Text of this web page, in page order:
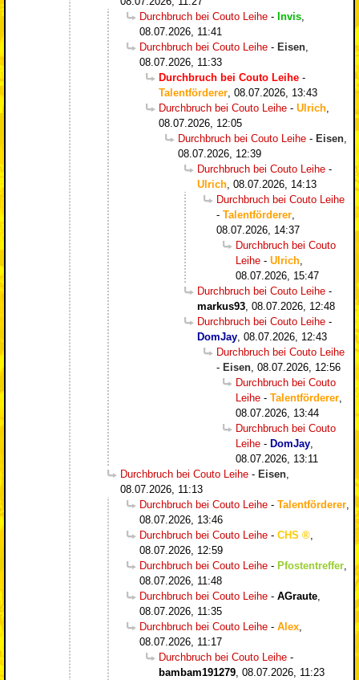
Durchbruch bei Couto Leihe - Invis
08.07.2026, 11:41
Durchbruch bei Couto Leihe - Eisen
08.07.2026, 11:33
Durchbruch bei Couto Leihe -
Talentförderer 08.07.2026, 13:43
Durchbruch bei Couto Leihe - Ulrich
08.07.2026, 12:05
Durchbruch bei Couto Leihe - Eisen
08.07.2026, 12:39
Durchbruch bei Couto Leihe -
Ulrich 08.07.2026, 14:13
Durchbruch bei Couto Leihe
- Talentförderer
08.07.2026, 14:37
Durchbruch bei Couto
Leihe - Ulrich
08.07.2026, 15:47
Durchbruch bei Couto Leihe -
markus93 08.07.2026, 12:48
Durchbruch bei Couto Leihe -
DomJay 08.07.2026, 12:43
Durchbruch bei Couto Leihe
- Eisen 08.07.2026, 12:56
Durchbruch bei Couto
Leihe - Talentförderer
08.07.2026, 13:44
Durchbruch bei Couto
Leihe - DomJay
08.07.2026, 13:11
Durchbruch bei Couto Leihe - Eisen
08.07.2026, 11:13
Durchbruch bei Couto Leihe - Talentförderer
08.07.2026, 13:46
Durchbruch bei Couto Leihe - CHS
08.07.2026, 12:59
Durchbruch bei Couto Leihe - Pfostentreffer
08.07.2026, 11:48
Durchbruch bei Couto Leihe - AGraute
08.07.2026, 11:35
Durchbruch bei Couto Leihe - Alex
08.07.2026, 11:17
Durchbruch bei Couto Leihe -
bambam191279 08.07.2026, 11:23